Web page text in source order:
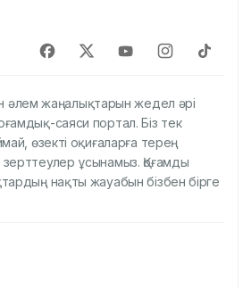
әлем жаңалықтарын жедел әрі
саяси портал. Біз тек
өзекті оқиғаларға терең
ұсынамыз. Қоғамды
нақты жауабын бізбен бірге